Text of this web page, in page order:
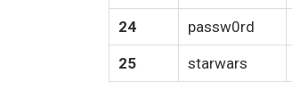
24 passw0rd
25 starwars